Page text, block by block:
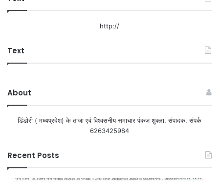
http://
Text
About
डिंडोरी ( मध्यप्रदेश) के ताजा एवं विश्वसनीय समाचार पंकज शुक्ला, संपादक, संपर्क
6263425984
Recent Posts